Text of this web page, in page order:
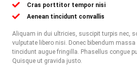
Cras porttitor tempor nisi
Aenean tincidunt convallis
Aliquam in dui ultricies, suscipit turpis nec,
vulputate libero nisi. Donec bibendum
tincidunt augue fringilla. Phasellus congue
Quisque ut gravida justo.